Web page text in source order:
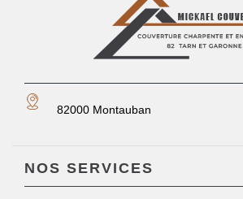
82000 Montauban
NOS SERVICES